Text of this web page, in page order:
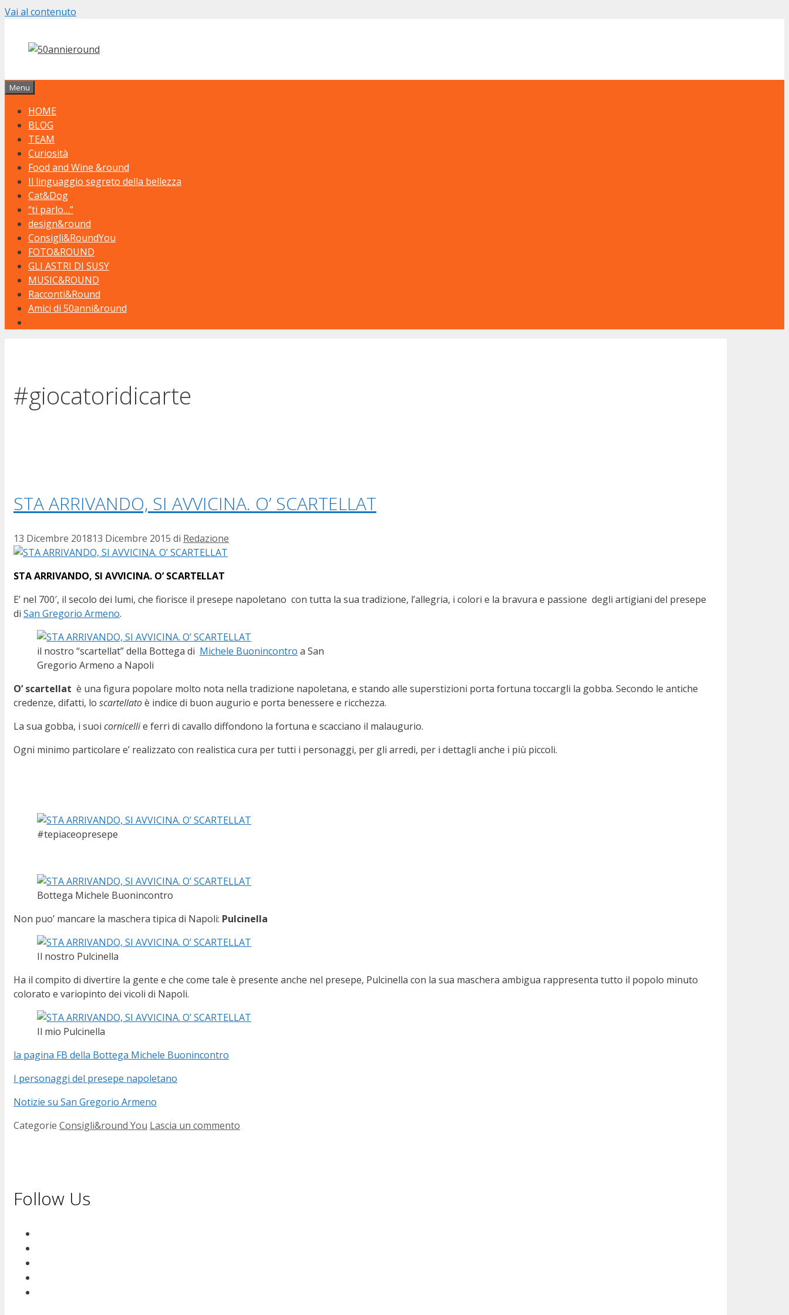
Vai al contenuto
Menu
HOME
BLOG
TEAM
Curiosità
Food and Wine &round
Il linguaggio segreto della bellezza
Cat&Dog
“ti parlo…”
design&round
Consigli&RoundYou
FOTO&ROUND
GLI ASTRI DI SUSY
MUSIC&ROUND
Racconti&Round
Amici di 50anni&round
#giocatoridicarte
STA ARRIVANDO, SI AVVICINA. O’ SCARTELLAT
13 Dicembre 201813 Dicembre 2015 di Redazione
STA ARRIVANDO, SI AVVICINA. O’ SCARTELLAT
E’ nel 700′, il secolo dei lumi, che fiorisce il presepe napoletano con tutta la sua tradizione, l’allegria, i colori e la bravura e passione degli artigiani del presepe
di San Gregorio Armeno.
il nostro “scartellat” della Bottega di Michele Buonincontro a San
Gregorio Armeno a Napoli
O’ scartellat è una figura popolare molto nota nella tradizione napoletana, e stando alle superstizioni porta fortuna toccargli la gobba. Secondo le antiche
credenze, difatti, lo scartellatoè indice di buon augurio e porta benessere e ricchezza.
La sua gobba, i suoi cornicellie ferri di cavallo diffondono la fortuna e scacciano il malaugurio.
Ogni minimo particolare e’ realizzato con realistica cura per tutti i personaggi, per gli arredi, per i dettagli anche i più piccoli.
#tepiaceopresepe
Bottega Michele Buonincontro
Non puo’ mancare la maschera tipica di Napoli: Pulcinella
Il nostro Pulcinella
Ha il compito di divertire la gente e che come tale è presente anche nel presepe, Pulcinella con la sua maschera ambigua rappresenta tutto il popolo minuto
colorato e variopinto dei vicoli di Napoli.
Il mio Pulcinella
la pagina FB della Bottega Michele Buonincontro
I personaggi del presepe napoletano
Notizie su San Gregorio Armeno
Categorie Consigli&round You Lascia un commento
Follow Us